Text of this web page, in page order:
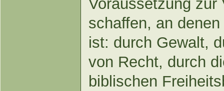
Voraussetzung zur
schaffen, an
ist: durch Gewalt,
von Recht, durch
biblischen